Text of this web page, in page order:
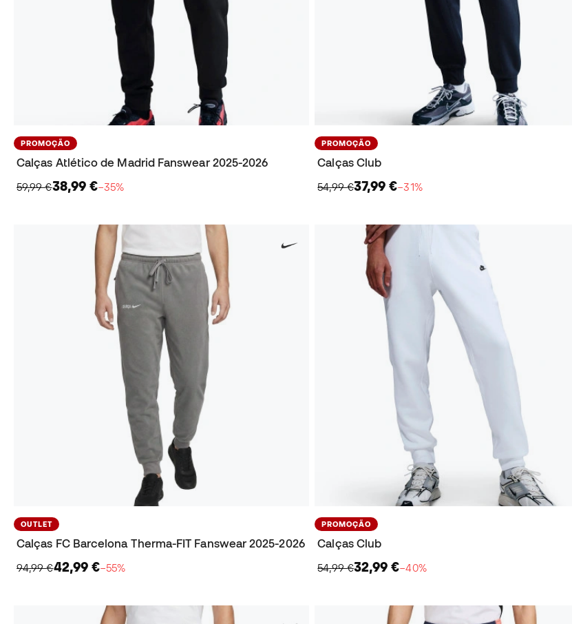
PROMOÇÃO
Calças Atlético de Madrid Fanswear 2025-2026
59,99 €38,99 €−35%
PROMOÇÃO
Calças Club
54,99 €37,99 €−31%
OUTLET
Calças FC Barcelona Therma-FIT Fanswear 2025-2026
94,99 €42,99 €−55%
PROMOÇÃO
Calças Club
54,99 €32,99 €−40%